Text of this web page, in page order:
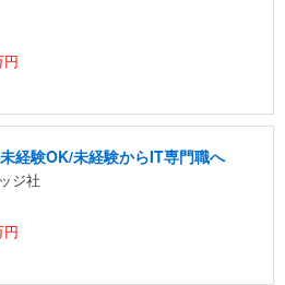
円
経験OK/未経験からIT専門職へ
ジ社
円